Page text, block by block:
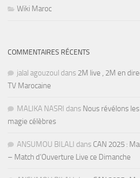
Wiki Maroc
COMMENTAIRES RÉCENTS
jalal agouzoul dans 2M live , 2M en
TV Marocaine
MALIKA NASRI dans Nous révélons
magie célèbres
ANSUMOU BILALI dans CAN 2025 :
– Match d’Ouverture Live ce Dimanche